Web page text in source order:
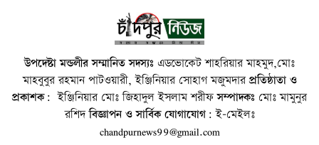
উপদেষ্টা মন্ডলীর সম্মানিত সদস্যঃ এডভোকেট শাহরিয়ার মাহমুদ,মোঃ
মাহবুবুর রহমান পাটওয়ারী, ইঞ্জিনিয়ার সোহাগ মজুমদারপ্রতিষ্ঠাতা ও
প্রকাশক: ইঞ্জিনিয়ার মোঃ জিহাদুল ইসলাম শরীফসম্পাদকঃ মোঃ মামুনুর
রশিদবিজ্ঞাপন ও সার্বিক যোগাযোগ: ই-মেইলঃ
chandpurnews99@gmail.com